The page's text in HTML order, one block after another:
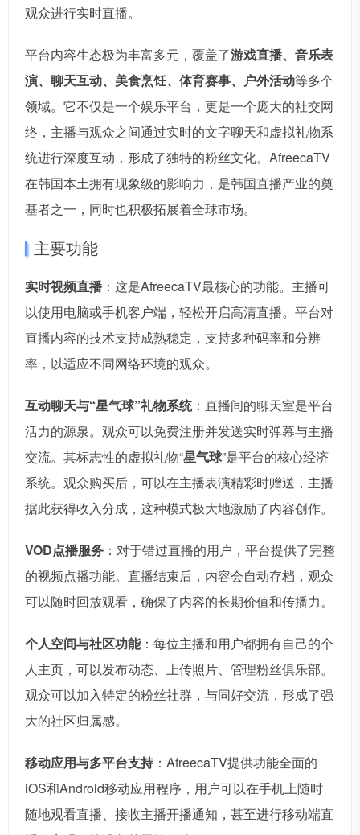
观众进行实时直播。
平台内容生态极为丰富多元，覆盖了游戏直播、音乐表
演、聊天互动、美食烹饪、体育赛事、户外活动等多个
领域。它不仅是一个娱乐平台，更是一个庞大的社交网
络，主播与观众之间通过实时的文字聊天和虚拟礼物系
统进行深度互动，形成了独特的粉丝文化。AfreecaTV
在韩国本土拥有现象级的影响力，是韩国直播产业的奠
基者之一，同时也积极拓展着全球市场。
主要功能
实时视频直播 ：这是AfreecaTV最核心的功能。主播可
以使用电脑或手机客户端，轻松开启高清直播。平台对
直播内容的技术支持成熟稳定，支持多种码率和分辨
率，以适应不同网络环境的观众。
互动聊天与“星气球”礼物系统：直播间的聊天室是平台
活力的源泉。观众可以免费注册并发送实时弹幕与主播
交流。其标志性的虚拟礼物“星气球”是平台的核心经济
系统。观众购买后，可以在主播表演精彩时赠送，主播
据此获得收入分成，这种模式极大地激励了内容创作。
VOD点播服务 ：对于错过直播的用户，平台提供了完整
的视频点播功能。直播结束后，内容会自动存档，观众
可以随时回放观看，确保了内容的长期价值和传播力。
个人空间与社区功能：每位主播和用户都拥有自己的个
人主页，可以发布动态、上传照片、管理粉丝俱乐部。
观众可以加入特定的粉丝社群，与同好交流，形成了强
大的社区归属感。
移动应用与多平台支持 ：AfreecaTV提供功能全面的
iOS和Android移动应用程序，用户可以在手机上随时
随地观看直播、接收主播开播通知，甚至进行移动端直